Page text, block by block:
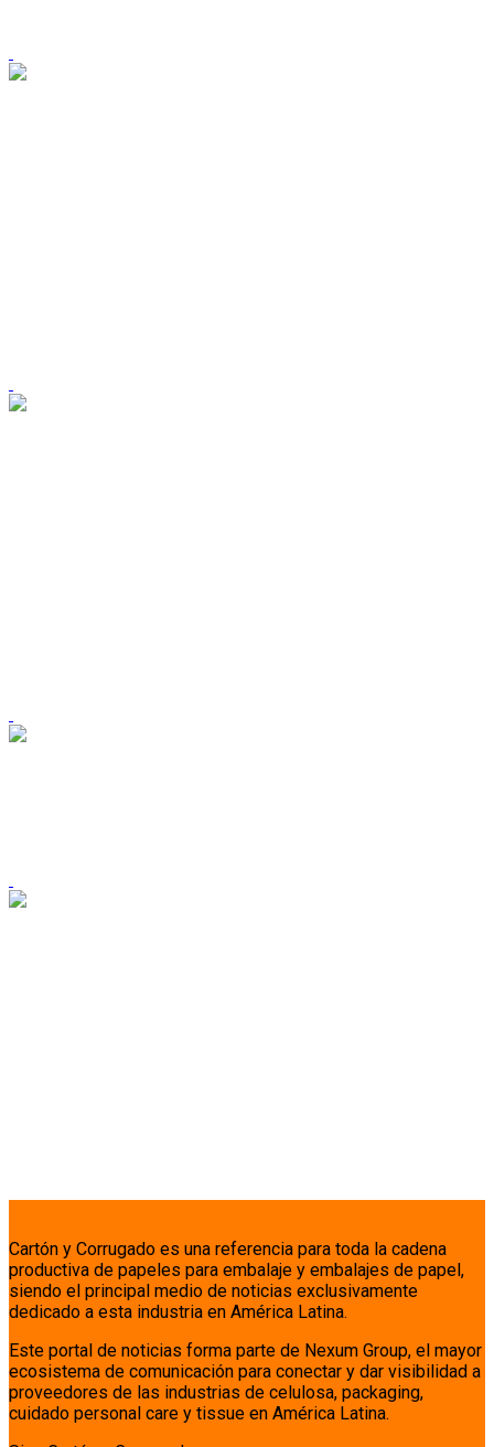
Cartón y Corrugado es una referencia para toda la cadena
productiva de papeles para embalaje y embalajes de papel,
siendo el principal medio de noticias exclusivamente
dedicado a esta industria en América Latina.
Este portal de noticias forma parte de Nexum Group, el mayor
ecosistema de comunicación para conectar y dar visibilidad a
proveedores de las industrias de celulosa, packaging,
cuidado personal care y tissue en América Latina.